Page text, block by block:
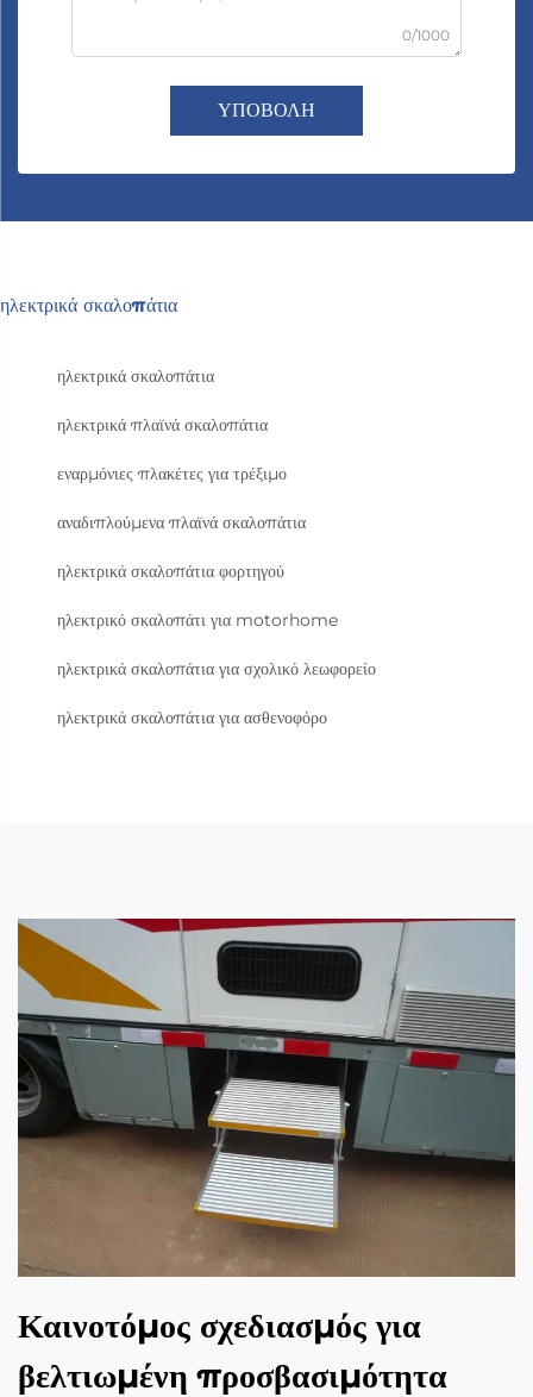
0/1000
ΥΠΟΒΟΛΗ
ηλεκτρικά σκαλοπάτια
ηλεκτρικά σκαλοπάτια
ηλεκτρικά πλαϊνά σκαλοπάτια
εναρμόνιες πλακέτες για τρέξιμο
αναδιπλούμενα πλαϊνά σκαλοπάτια
ηλεκτρικά σκαλοπάτια φορτηγού
ηλεκτρικό σκαλοπάτι για motorhome
ηλεκτρικά σκαλοπάτια για σχολικό λεωφορείο
ηλεκτρικά σκαλοπάτια για ασθενοφόρο
Καινοτόμος σχεδιασμός για
βελτιωμένη προσβασιμότητα